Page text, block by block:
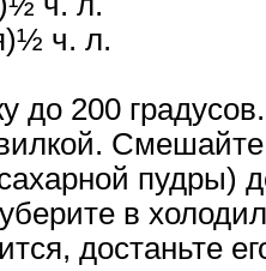
ч. л.
до 200 градусов.
пудры)
в
достаньте